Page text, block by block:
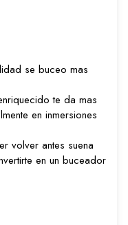
se buceo mas
te da mas
en inmersiones
volver antes suena
en un buceador